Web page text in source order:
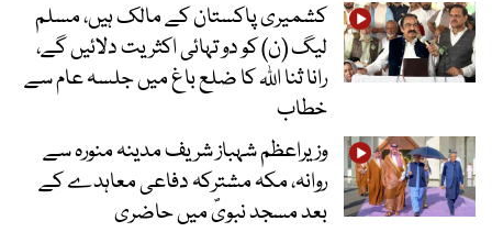
کشمیری پاکستان کے مالک ہیں، مسلم
لیگ (ن) کو دو تہائی اکثریت دلائیں گے،
رانا ثنا اللہ کا ضلع باغ میں جلسہ عام سے
خطاب
وزیراعظم شہباز شریف مدینہ منورہ سے
روانہ، مکہ مشترکہ دفاعی معاہدے کے
بعد مسجد نبویؐ میں حاضری